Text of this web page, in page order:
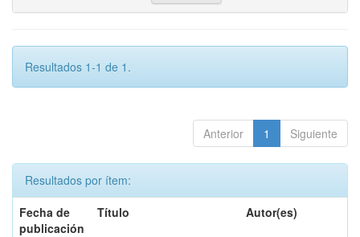
Resultados 1-1 de 1.
Anterior 1 Siguiente
Resultados por ítem:
Fecha de
publicación
Título Autor(es)